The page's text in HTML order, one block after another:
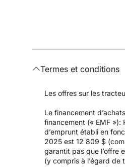
Termes et conditions
Les offres sur les
Le financement
financement (« EMF »):
d’emprunt établi en
2025 est 12 809 $
garantit pas que l’offre
(y compris à l’égard